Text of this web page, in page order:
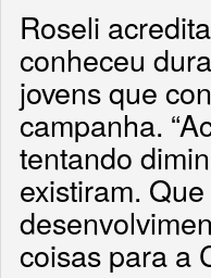
Roseli
conheceu
jovens que
campanha.
tentando
existiram.
coisas para a